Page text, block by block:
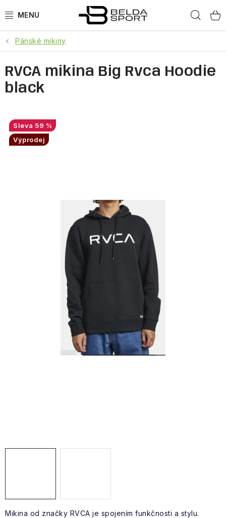
na
SPORTY
BĚH
BOGNER
OBLEČENÍ
Pánské mikiny
Mikina od značky RVCA je spojením funkčnosti a stylu.
RVCA mikina Big Rvca Hoodie
black
59 %
Výprodej